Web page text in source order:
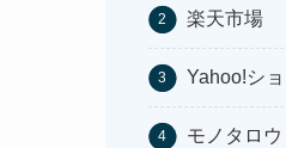
楽天市場
Yahoo!シ
モノタロウ